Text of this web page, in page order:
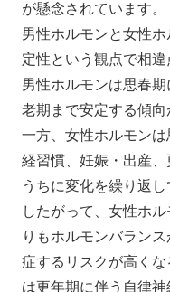
が懸念されています。
男性ホルモンと女性
定性という観点で相違
男性ホルモンは思春
老期まで安定する傾向
一方、女性ホルモン
経習慣、妊娠・出産
うちに変化を繰り返
したがって、女性ホ
りもホルモンバラン
症するリスクが高く
は更年期に伴う自律